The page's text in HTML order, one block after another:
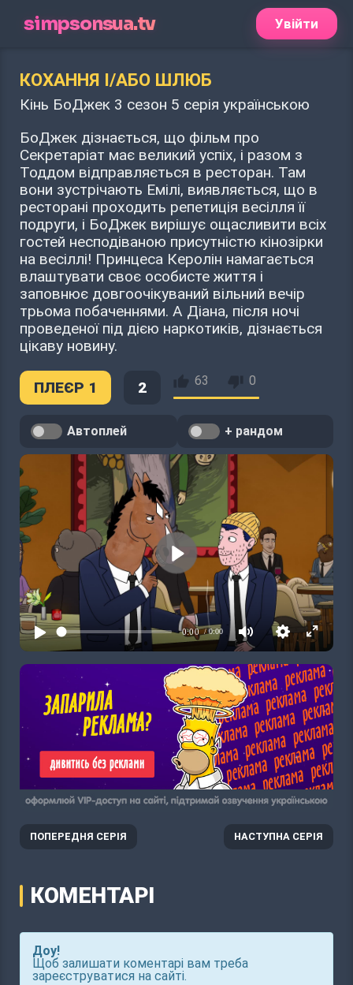
simpsonsua.tv Увійти
КОХАННЯ І/АБО ШЛЮБ
Кінь БоДжек 3 сезон 5 серія українською
БоДжек дізнається, що фільм про
Секретаріат має великий успіх, і разом з
Тоддом відправляється в ресторан. Там
вони зустрічають Емілі, виявляється, що в
ресторані проходить репетиція весілля її
подруги, і БоДжек вирішує ощасливити всіх
гостей несподіваною присутністю кінозірки
на весіллі! Принцеса Керолін намагається
влаштувати своє особисте життя і
заповнює довгоочікуваний вільний вечір
трьома побаченнями. А Діана, після ночі
проведеної під дією наркотиків, дізнається
цікаву новину.
ПЛЕЄР 1 2 63 0
Автоплей + рандом
ПОПЕРЕДНЯ СЕРІЯ НАСТУПНА СЕРІЯ
КОМЕНТАРІ
Доу!
Щоб залишати коментарі вам треба
зареєструватися на сайті.